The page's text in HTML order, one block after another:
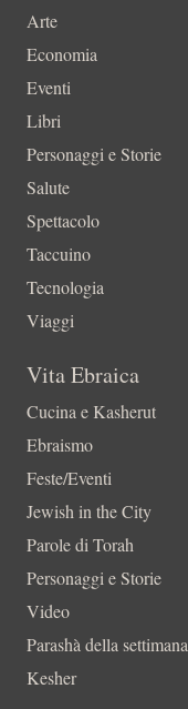
Arte
Economia
Eventi
Libri
Personaggi e Storie
Salute
Spettacolo
Taccuino
Tecnologia
Viaggi
Vita Ebraica
Cucina e Kasherut
Ebraismo
Feste/Eventi
Jewish in the City
Parole di Torah
Personaggi e Storie
Video
Parashà della settimana
Kesher